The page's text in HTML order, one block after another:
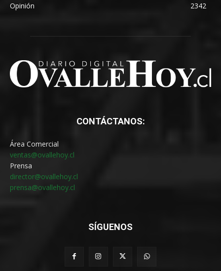
Opinión
2342
CONTÁCTANOS:
Área Comercial
ventas@ovallehoy.cl
Prensa
director@ovallehoy.cl
prensa@ovallehoy.cl
SÍGUENOS